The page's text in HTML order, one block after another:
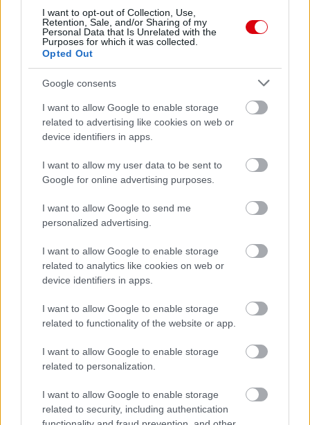
I want to opt-out of Collection, Use,
Retention, Sale, and/or Sharing of my
Personal Data that Is Unrelated with the
Purposes for which it was collected.
Opted Out
Google consents
I want to allow Google to enable storage
related to advertising like cookies on web or
device identifiers in apps.
I want to allow my user data to be sent to
Google for online advertising purposes.
I want to allow Google to send me
personalized advertising.
I want to allow Google to enable storage
related to analytics like cookies on web or
device identifiers in apps.
I want to allow Google to enable storage
related to functionality of the website or app.
I want to allow Google to enable storage
related to personalization.
I want to allow Google to enable storage
related to security, including authentication
Felkészülési szezon 4. mérkőzés
Nya Ullevi, Göteborg
2026-08-08 17:00
0 nap 4 óra 21 perc 43 másodperc
Leeds UnitedvsManchester United2026-08-12 20:30
ELŐZŐ MÉRKŐZÉSEK
Támogatás
Támogasd adományoddal
Kapcsolódó hírek